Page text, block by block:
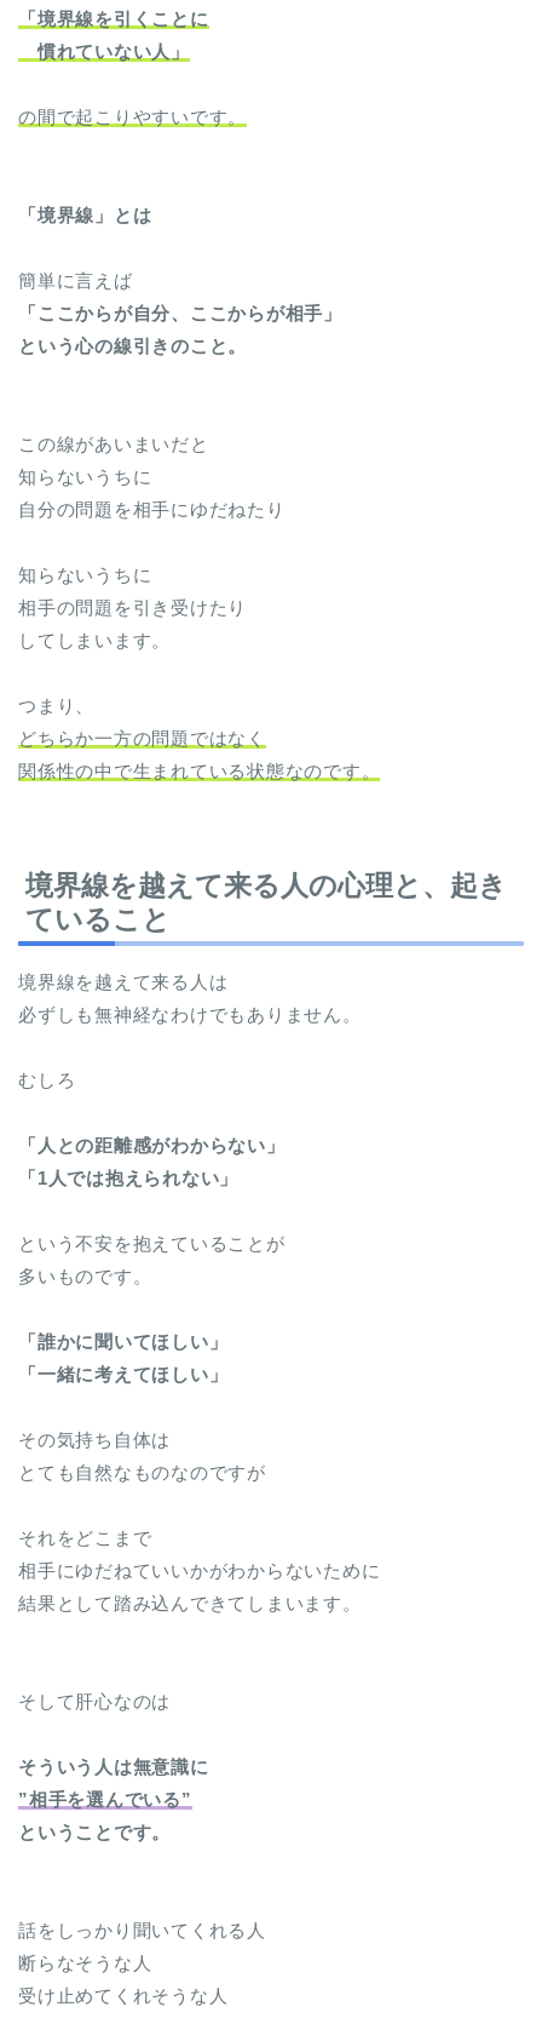
「境界線を引くことに
慣れていない人」
の間で起こりやすいです。
「境界線」とは
簡単に言えば
「ここからが自分、ここからが相手」
という心の線引きのこと。
この線があいまいだと
知らないうちに
自分の問題を相手にゆだねたり
知らないうちに
相手の問題を引き受けたり
してしまいます。
つまり、
どちらか一方の問題ではなく
関係性の中で生まれている状態なのです。
境界線を越えて来る人の心理と、起き
ていること
境界線を越えて来る人は
必ずしも無神経なわけでもありません。
むしろ
「人との距離感がわからない」
「1人では抱えられない」
という不安を抱えていることが
多いものです。
「誰かに聞いてほしい」
「一緒に考えてほしい」
その気持ち自体は
とても自然なものなのですが
それをどこまで
相手にゆだねていいかがわからないために
結果として踏み込んできてしまいます。
そして肝心なのは
そういう人は無意識に
”相手を選んでいる”
ということです。
話をしっかり聞いてくれる人
断らなそうな人
受け止めてくれそうな人